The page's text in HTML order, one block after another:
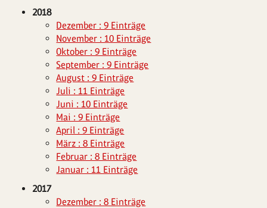
2018
Dezember : 9 Einträge
November : 10 Einträge
Oktober : 9 Einträge
September : 9 Einträge
August : 9 Einträge
Juli : 11 Einträge
Juni : 10 Einträge
Mai : 9 Einträge
April : 9 Einträge
März : 8 Einträge
Februar : 8 Einträge
Januar : 11 Einträge
2017
Dezember : 8 Einträge